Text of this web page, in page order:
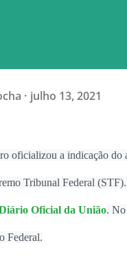
julho 13, 2021
oficializou a indicação
Tribunal Federal
Oficial da União. No
Federal.